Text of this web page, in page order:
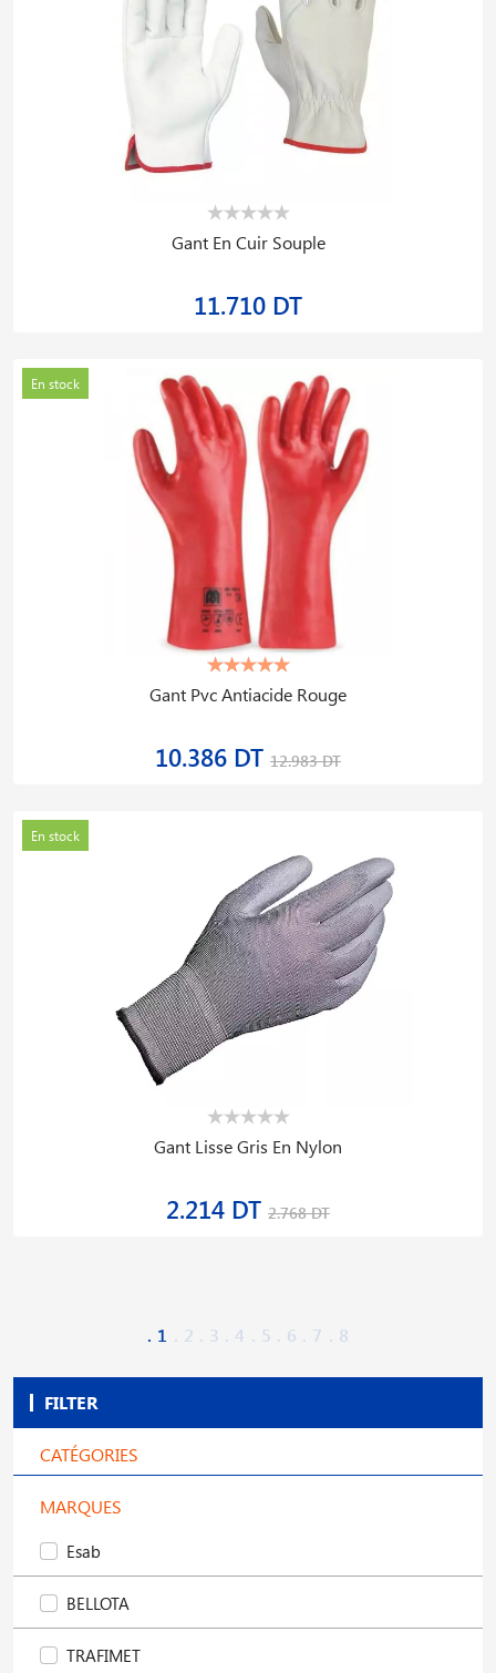
FILTER
CATÉGORIES
MARQUES
Esab
BELLOTA
TRAFIMET
Gant En Cuir Souple
11.710 DT
En stock
Gant Pvc Antiacide Rouge
10.386 DT 12.983 DT
En stock
Gant Lisse Gris En Nylon
2.214 DT 2.768 DT
1 2 3 4 5 6 7 8